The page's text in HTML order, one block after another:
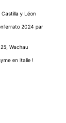
y Léon
2024 par
Wachau
en Italie !